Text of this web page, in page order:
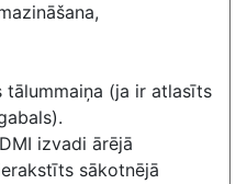
(ja ir atlasīts
izvadi ārējā
sākotnējā